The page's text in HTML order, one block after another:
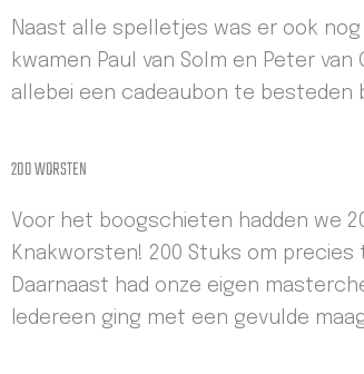
Naast alle spelletjes was er ook
kwamen Paul van Solm en Peter
allebei een cadeaubon te besteden
200 WORSTEN
Voor het boogschieten hadden we
Knakworsten! 200 Stuks om
Daarnaast had onze eigen
Iedereen ging met een gevulde